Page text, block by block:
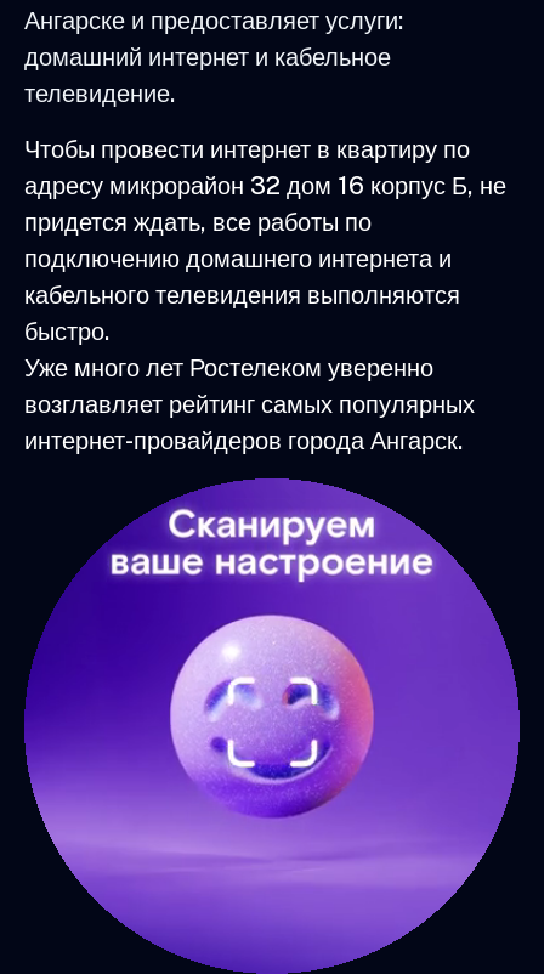
Ангарске и предоставляет услуги:
домашний интернет и кабельное
телевидение.
Чтобы провести интернет в квартиру по
адресу микрорайон 32 дом 16 корпус Б, не
придется ждать, все работы по
подключению домашнего интернета и
кабельного телевидения выполняются
быстро.
Уже много лет Ростелеком уверенно
возглавляет рейтинг самых популярных
интернет-провайдеров города Ангарск.